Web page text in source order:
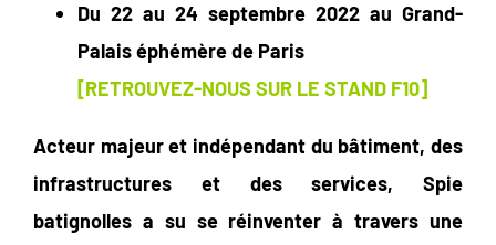
Du 22 au 24 septembre 2022 au Grand-
Palais éphémère de Paris
[RETROUVEZ-NOUS SUR LE STAND F10]
Acteur majeur et indépendant du bâtiment, des
infrastructures et des services, Spie
batignolles a su se réinventer à travers une